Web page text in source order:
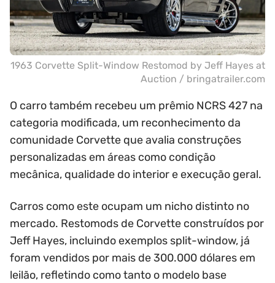
1963 Corvette Split-Window Restomod by Jeff Hayes at
Auction / bringatrailer.com
O carro também recebeu um prêmio NCRS 427 na
categoria modificada, um reconhecimento da
comunidade Corvette que avalia construções
personalizadas em áreas como condição
mecânica, qualidade do interior e execução geral.
Carros como este ocupam um nicho distinto no
mercado. Restomods de Corvette construídos por
Jeff Hayes, incluindo exemplos split-window, já
foram vendidos por mais de 300.000 dólares em
leilão, refletindo como tanto o modelo base